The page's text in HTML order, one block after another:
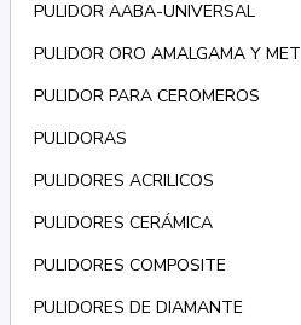
PULIDOR AABA-UNIVERSAL
PULIDOR ORO AMALGAMA Y MET
PULIDOR PARA CEROMEROS
PULIDORAS
PULIDORES ACRILICOS
PULIDORES CERÁMICA
PULIDORES COMPOSITE
PULIDORES DE DIAMANTE